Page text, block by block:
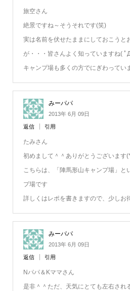
旅空さん
絶景ですね～そうそれです(笑)
実は名前を伏せたままにしておこうと
が・・・皆さんよく知っていますね( ﾟ
キャンプ場も多くの方でにぎわってい
みーパパ
2013年 6月 09日
返信 引用
たみさん
初めまして＾＾ありがとうございます
こちらは、「陣馬形山キャンプ場」と
プ場です
詳しくはレポを書きますので、少しお
みーパパ
2013年 6月 09日
返信 引用
Nパパ＆Kママさん
是非＾＾ただ、天気にとても左右され